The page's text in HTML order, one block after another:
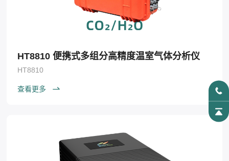
HT8810 便携式多组分高精度温室气体分析仪
HT8810
查看更多